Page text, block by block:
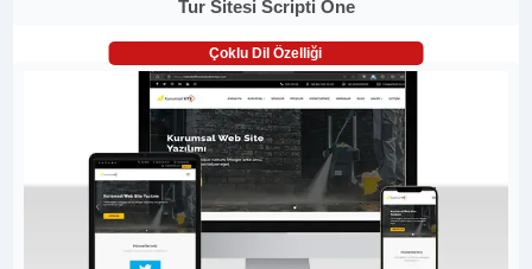
Tur Sitesi Scripti One
Çoklu Dil Özelliği